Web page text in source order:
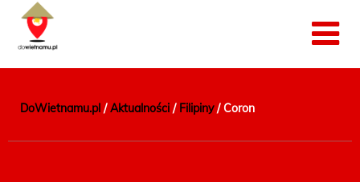
DoWietnamu.pl /Aktualności / Filipiny/Coron